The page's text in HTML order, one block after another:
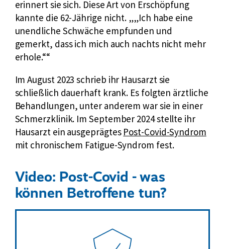
erinnert sie sich. Diese Art von Erschöpfung
kannte die 62-Jährige nicht.
„Ich habe eine
unendliche Schwäche empfunden und
gemerkt, dass ich mich auch nachts nicht mehr
erhole.“
Im August 2023 schrieb ihr Hausarzt sie
schließlich dauerhaft krank. Es folgten ärztliche
Behandlungen, unter anderem war sie in einer
Schmerzklinik. Im September 2024 stellte ihr
Hausarzt ein ausgeprägtes E
x
e
r
n
e
L
Post-Covid-Syndrom
mit chronischem Fatigue-Syndrom fest.
Video: Post-Covid - was
können Betroffene tun?